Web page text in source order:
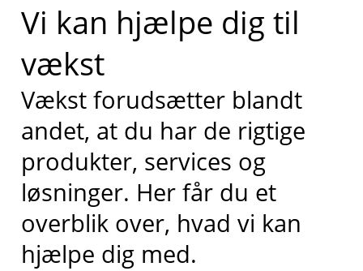
Vi kan hjælpe dig til
vækst
Vækst forudsætter blandt
andet, at du har de rigtige
produkter, services og
løsninger. Her får du et
overblik over, hvad vi kan
hjælpe dig med.